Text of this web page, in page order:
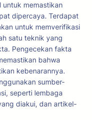
untuk memastikan
dipercaya. Terdapat
untuk memverifikasi
satu teknik yang
Pengecekan fakta
bahwa
kebenarannya.
sumber-
seperti lembaga
diakui, dan artikel-